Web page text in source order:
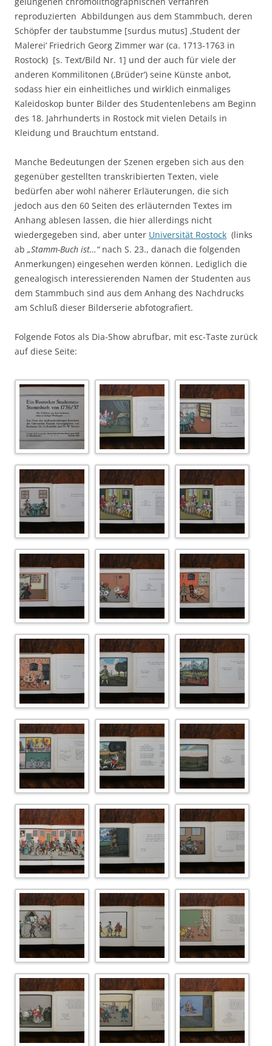
reproduzierten Abbildungen aus dem Stammbuch, deren
Schöpfer der taubstumme [surdus mutus] ‚Student der
Malerei‘ Friedrich Georg Zimmer war (ca. 1713-1763 in
Rostock) [s. Text/Bild Nr. 1] und der auch für viele der
anderen Kommilitonen (‚Brüder‘) seine Künste anbot,
sodass hier ein einheitliches und wirklich einmaliges
Kaleidoskop bunter Bilder des Studentenlebens am Beginn
des 18. Jahrhunderts in Rostock mit vielen Details in
Kleidung und Brauchtum entstand.
Manche Bedeutungen der Szenen ergeben sich aus den
gegenüber gestellten transkribierten Texten, viele
bedürfen aber wohl näherer Erläuterungen, die sich
jedoch aus den 60 Seiten des erläuternden Textes im
Anhang ablesen lassen, die hier allerdings nicht
wiedergegeben sind, aber unter Universität Rostock (links
ab „Stamm-Buch ist…“nach S. 23., danach die folgenden
Anmerkungen) eingesehen werden können. Lediglich die
genealogisch interessierenden Namen der Studenten aus
dem Stammbuch sind aus dem Anhang des Nachdrucks
am Schluß dieser Bilderserie abfotografiert.
Folgende Fotos als Dia-Show abrufbar, mit esc-Taste zurück
auf diese Seite: